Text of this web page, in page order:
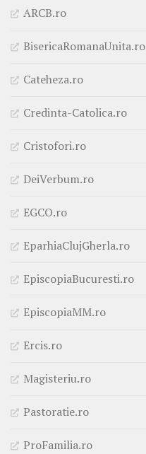
ARCB.ro
BisericaRomanaUnita.ro
Cateheza.ro
Credinta-Catolica.ro
Cristofori.ro
DeiVerbum.ro
EGCO.ro
EparhiaClujGherla.ro
EpiscopiaBucuresti.ro
EpiscopiaMM.ro
Ercis.ro
Magisteriu.ro
Pastoratie.ro
ProFamilia.ro